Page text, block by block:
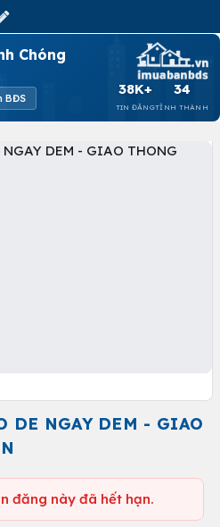
Chóng
BĐS
38K+
TIN ĐĂNG
34
TỈNH THÀNH
DE NGAY DEM - GIAO
đăng này đã hết hạn.